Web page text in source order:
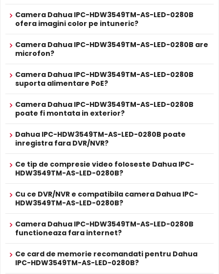
Alimentare PoE
alimentarePower over Ethernet (PoE), primind atat date
cat si alimentare prin acelasi cablu de retea. Simplifica
instalarea semnificativ, eliminand necesitatea unui cablu
de alimentare separat.
Inregistrare pe Card
Dahua IPC-HDW3549TM-AS-LED-0280B dispune de
direct pe camera. Utila ca backup sau pentru instalari
Audio
Nu
ALIMENTARE
12V DC / 8.4 W
Alimentare
Da
Se poate alimenta printr-un singur cablu UTP/FTP din
PROSPECT PRODUCATOR
Prospect
* Specificatiile tehnice ale produsului Dahua IPC-HDW3549TM-AS-LED-
Camera Dahua IPC-HDW3549TM-AS-LED-0280B
ofera imagini color pe intuneric?
Camera Dahua IPC-HDW3549TM-AS-LED-0280B are
microfon?
Camera Dahua IPC-HDW3549TM-AS-LED-0280B
suporta alimentare PoE?
Camera Dahua IPC-HDW3549TM-AS-LED-0280B
poate fi montata in exterior?
Dahua IPC-HDW3549TM-AS-LED-0280B poate
inregistra fara DVR/NVR?
Ce tip de compresie video foloseste Dahua IPC-
HDW3549TM-AS-LED-0280B?
Cu ce DVR/NVR e compatibila camera Dahua IPC-
HDW3549TM-AS-LED-0280B?
Camera Dahua IPC-HDW3549TM-AS-LED-0280B
functioneaza fara internet?
Ce card de memorie recomandati pentru Dahua
IPC-HDW3549TM-AS-LED-0280B?